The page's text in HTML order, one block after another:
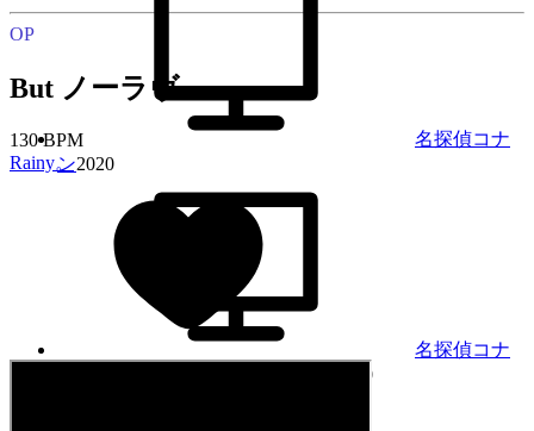
名探偵コナ
ン2020
名探偵コナ
2020
OP
But ノーラヴ
130 BPM
Rainy。